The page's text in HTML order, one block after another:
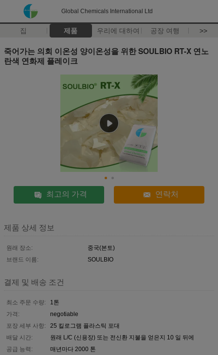
Global Chemicals International Ltd
집 제품 우리에 대하여 공장 여행 >>
죽어가는 의회 이온성 양이온성을 위한 SOULBIO RT-X 연노
란색 연화제 플레이크
최고의 가격 연락처
제품 상세 정보
원래 장소:
중국(본토)
브랜드 이름:
SOULBIO
결제 및 배송 조건
최소 주문 수량:
1톤
가격:
negotiable
포장 세부 사항:
25 킬로그램 플라스틱 포대
배달 시간:
원래 L/C (신용장) 또는 전신환 지불을 얻은지 10 일 뒤에
공급 능력:
매년마다 2000 톤